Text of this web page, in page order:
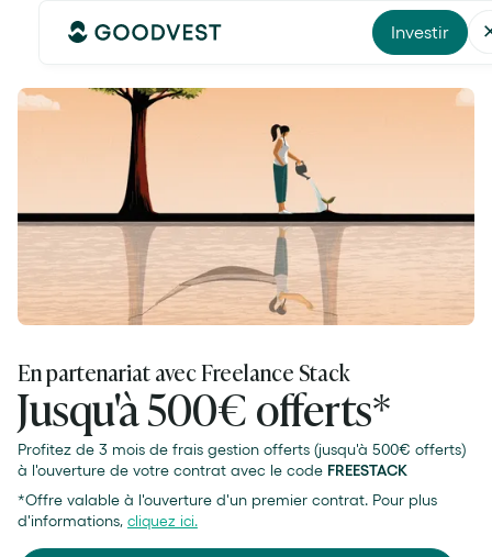
Investir
En partenariat avec Freelance Stack
Jusqu'à 500€ offerts*
Profitez de 3 mois de frais gestion offerts (jusqu'à 500€ offerts)
à l'ouverture de votre contrat avec le code FREESTACK
*Offre valable à l'ouverture d'un premier contrat. Pour plus
d'informations, cliquez ici.